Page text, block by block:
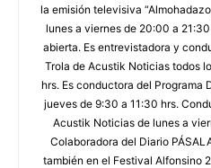
la emisión televisiva
lunes a viernes de 20:00 a
abierta. Es entrevistadora y
Trola de Acustik Noticias todos
hrs. Es conductora del Programa
jueves de 9:30 a 11:30 hrs.
Acustik Noticias de lunes a
Colaboradora del Diario
también en el Festival Alfonsino